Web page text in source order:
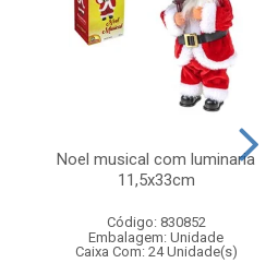
Noel musical com luminaria
11,5x33cm
Código: 830852
Embalagem: Unidade
Caixa Com: 24 Unidade(s)